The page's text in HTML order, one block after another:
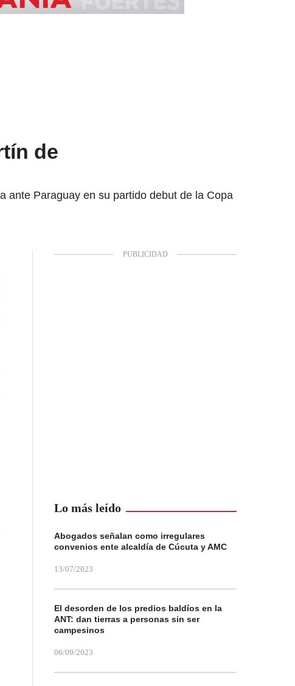
de
ante Paraguay en su partido debut de la Copa
Lo más leído
Abogados señalan como irregulares
convenios ente alcaldía de Cúcuta y AMC
13/07/2023
El desorden de los predios baldíos en la
ANT: dan tierras a personas sin ser
campesinos
06/09/2023